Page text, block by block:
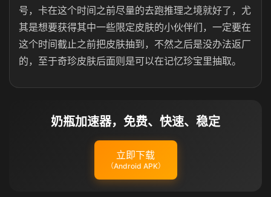
号，卡在这个时间之前尽量的去跑推理之境就好了，尤
其是想要获得其中一些限定皮肤的小伙伴们，一定要在
这个时间截止之前把皮肤抽到，不然之后是没办法返厂
的，至于奇珍皮肤后面则是可以在记忆珍宝里抽取。
奶瓶加速器，免费、快速、稳定
立即下载
（Android APK）